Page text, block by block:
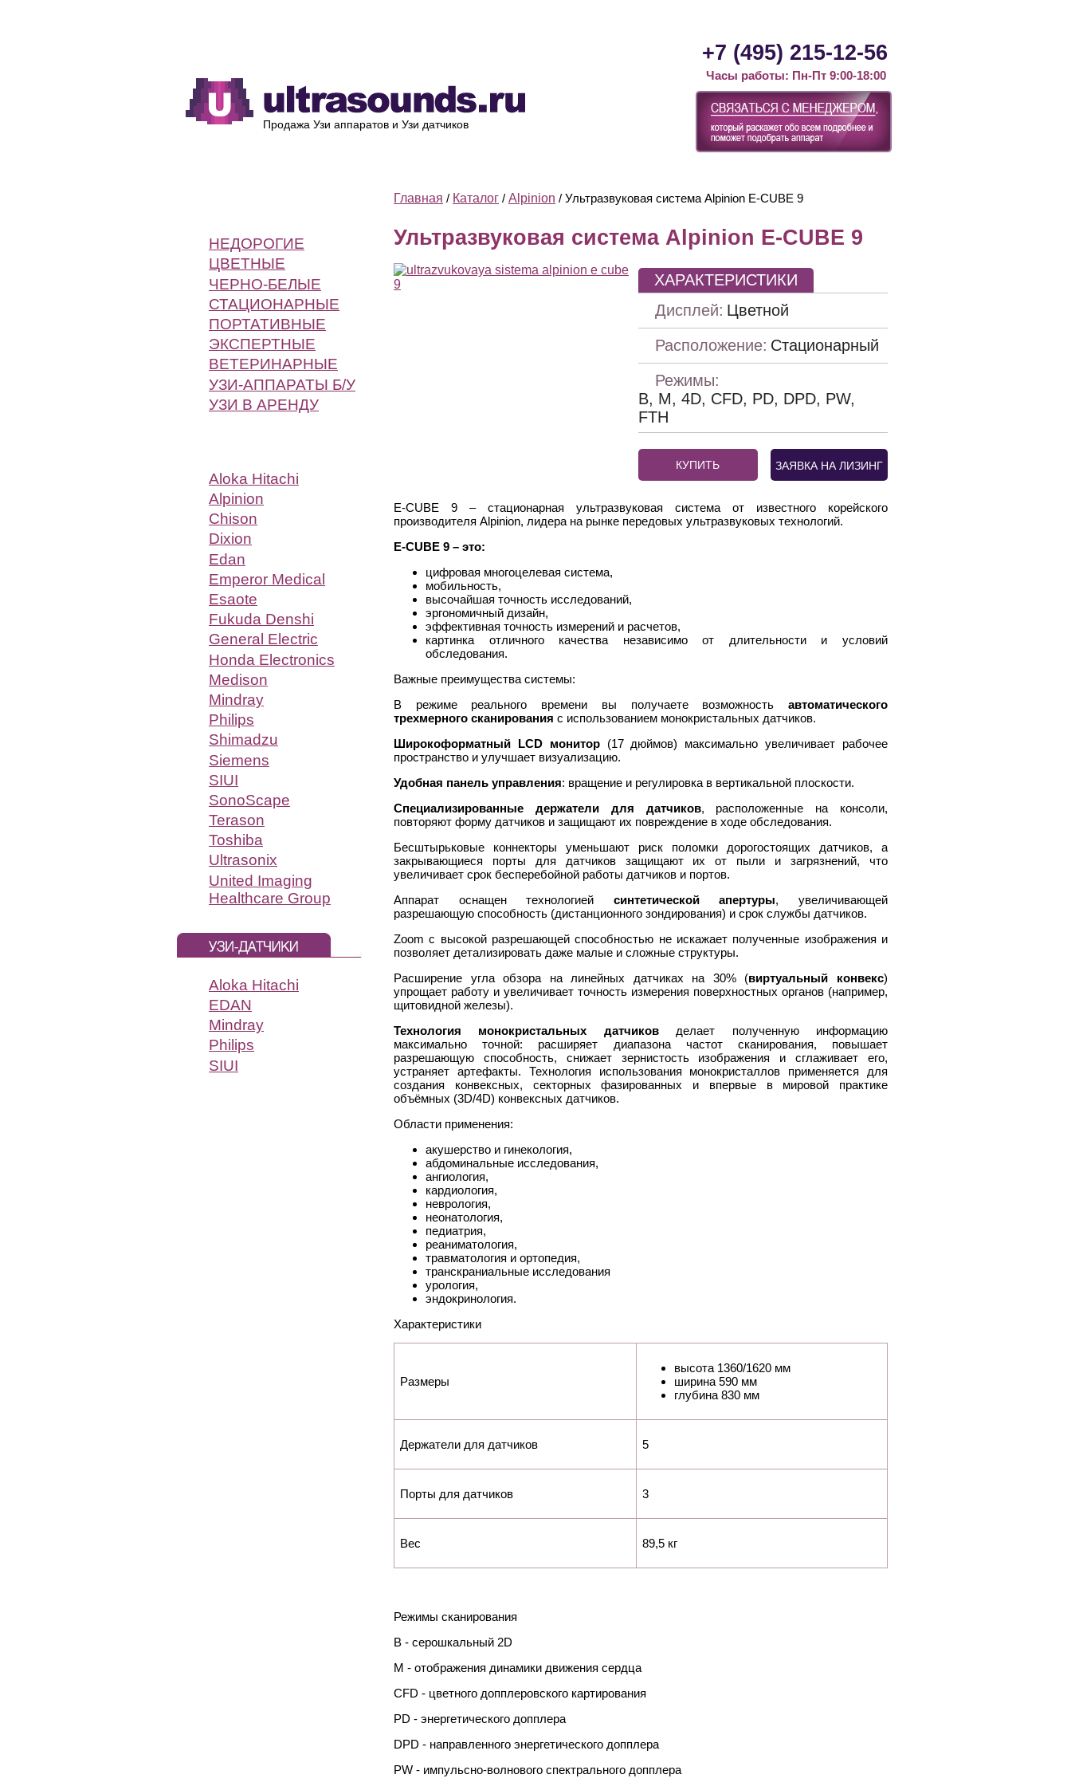
+7 (495) 215-12-56
Часы работы: Пн-Пт 9:00-18:00
Продажа Узи аппаратов и Узи датчиков
НЕДОРОГИЕ
ЦВЕТНЫЕ
ЧЕРНО-БЕЛЫЕ
СТАЦИОНАРНЫЕ
ПОРТАТИВНЫЕ
ЭКСПЕРТНЫЕ
ВЕТЕРИНАРНЫЕ
УЗИ-АППАРАТЫ Б/У
УЗИ В АРЕНДУ
Aloka Hitachi
Alpinion
Chison
Dixion
Edan
Emperor Medical
Esaote
Fukuda Denshi
General Electric
Honda Electronics
Medison
Mindray
Philips
Shimadzu
Siemens
SIUI
SonoScape
Terason
Toshiba
Ultrasonix
United Imaging
Healthcare Group
Aloka Hitachi
EDAN
Mindray
Philips
SIUI
Главная / Каталог / Alpinion / Ультразвуковая система Alpinion E-CUBE 9
Ультразвуковая система Alpinion E-CUBE 9
ХАРАКТЕРИСТИКИ
Дисплей: Цветной
Расположение: Стационарный
Режимы:
B, М, 4D, CFD, PD, DPD, PW,
FTH
КУПИТЬ ЗАЯВКА НА ЛИЗИНГ
E-CUBE 9 – стационарная ультразвуковая система от известного корейского
производителя Alpinion, лидера на рынке передовых ультразвуковых технологий.
E-CUBE 9 – это:
цифровая многоцелевая система,
мобильность,
высочайшая точность исследований,
эргономичный дизайн,
эффективная точность измерений и расчетов,
картинка отличного качества независимо от длительности и условий
обследования.
Важные преимущества системы:
В режиме реального времени вы получаете возможность автоматического
трехмерного сканирования с использованием монокристальных датчиков.
Широкоформатный LCD монитор(17 дюймов) максимально увеличивает рабочее
пространство и улучшает визуализацию.
Удобная панель управления: вращение и регулировка в вертикальной плоскости.
Специализированные держатели для датчиков, расположенные на консоли,
повторяют форму датчиков и защищают их повреждение в ходе обследования.
Бесштырьковые коннекторы уменьшают риск поломки дорогостоящих датчиков, а
закрывающиеся порты для датчиков защищают их от пыли и загрязнений, что
увеличивает срок бесперебойной работы датчиков и портов.
Аппарат оснащен технологией синтетической апертуры, увеличивающей
разрешающую способность (дистанционного зондирования) и срок службы датчиков.
Zoom с высокой разрешающей способностью не искажает полученные изображения и
позволяет детализировать даже малые и сложные структуры.
Расширение угла обзора на линейных датчиках на 30% (виртуальный конвекс)
упрощает работу и увеличивает точность измерения поверхностных органов (например,
щитовидной железы).
Технология монокристальных датчиковделает полученную информацию
максимально точной: расширяет диапазона частот сканирования, повышает
разрешающую способность, снижает зернистость изображения и сглаживает его,
устраняет артефакты. Технология использования монокристаллов применяется для
создания конвексных, секторных фазированных и впервые в мировой практике
объёмных (3D/4D) конвексных датчиков.
Области применения:
акушерство и гинекология,
абдоминальные исследования,
ангиология,
кардиология,
неврология,
неонатология,
педиатрия,
реаниматология,
травматология и ортопедия,
транскраниальные исследования
урология,
эндокринология.
Характеристики
Размеры
высота 1360/1620 мм
ширина 590 мм
глубина 830 мм
Держатели для датчиков 5
Порты для датчиков 3
Вес 89,5 кг
Режимы сканирования
B - серошкальный 2D
М - отображения динамики движения сердца
CFD - цветного допплеровского картирования
PD - энергетического допплера
DPD - направленного энергетического допплера
PW - импульсно-волнового спектрального допплера